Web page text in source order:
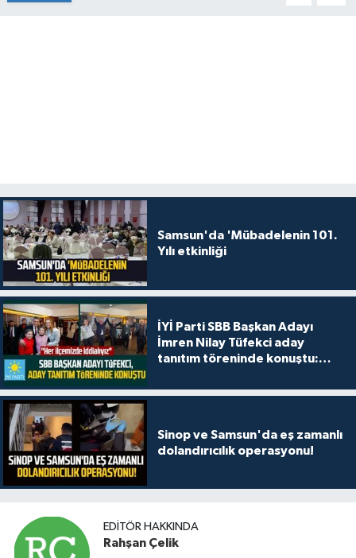
Samsun'da 'Mübadelenin 101.
Yılı etkinliği
İYİ Parti SBB Başkan Adayı
İmren Nilay Tüfekci aday
tanıtım töreninde konuştu:
Sinop ve Samsun'da eş zamanlı
dolandırıcılık operasyonu!
EDITÖR HAKKINDA
Rahşan Çelik